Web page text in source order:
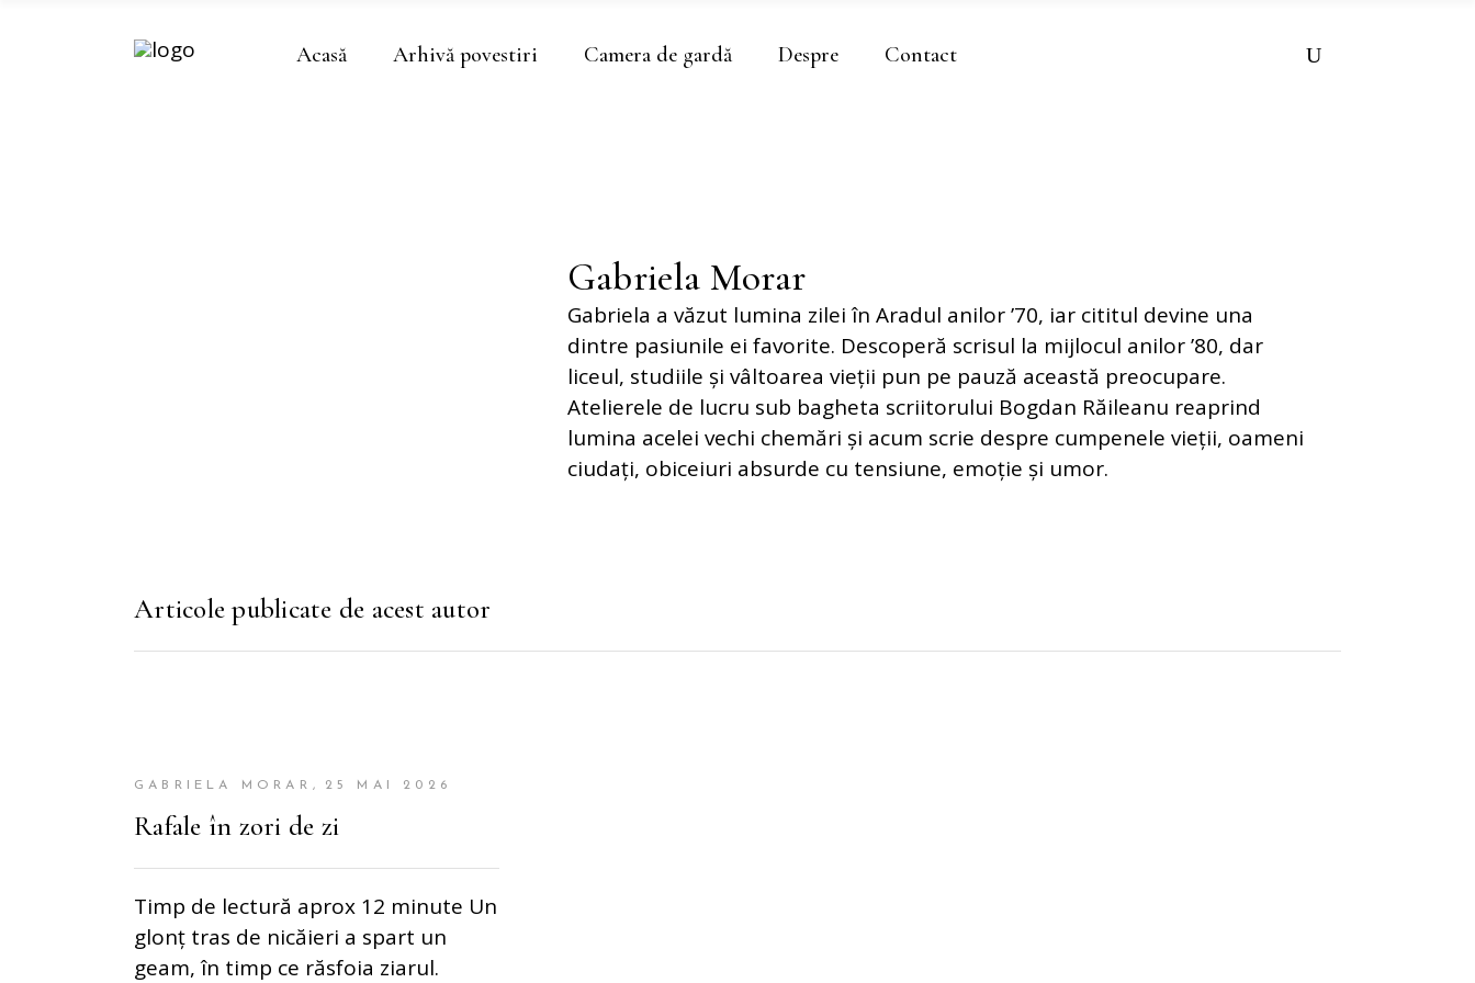
Acasă Arhivă povestiri Camera de gardă Despre Contact
Gabriela Morar
Gabriela a văzut lumina zilei în Aradul anilor ’70, iar cititul devine una
dintre pasiunile ei favorite. Descoperă scrisul la mijlocul anilor ’80, dar
liceul, studiile și vâltoarea vieții pun pe pauză această preocupare.
Atelierele de lucru sub bagheta scriitorului Bogdan Răileanu reaprind
lumina acelei vechi chemări și acum scrie despre cumpenele vieții, oameni
ciudați, obiceiuri absurde cu tensiune, emoție și umor.
Articole publicate de acest autor
GABRIELA MORAR 25 MAI 2026
Rafale în zori de zi
Timp de lectură aprox 12 minute Un
glonț tras de nicăieri a spart un
geam, în timp ce răsfoia ziarul.